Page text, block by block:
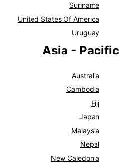
Suriname
United States Of America
Uruguay
Asia - Pacific
Australia
Cambodia
Fiji
Japan
Malaysia
Nepal
New Caledonia